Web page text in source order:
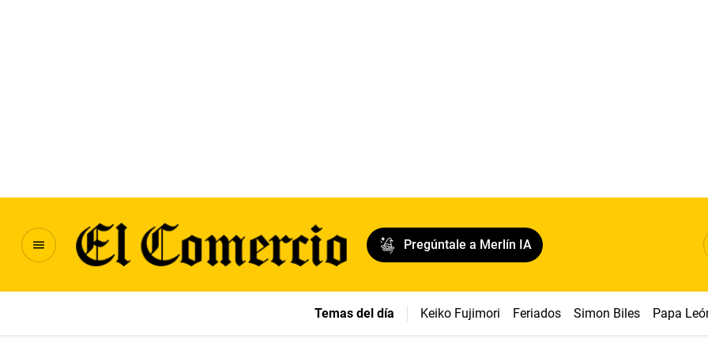
Pregúntale a Merlín IA
Temas del día Keiko Fujimori Feriados Simon Biles Papa